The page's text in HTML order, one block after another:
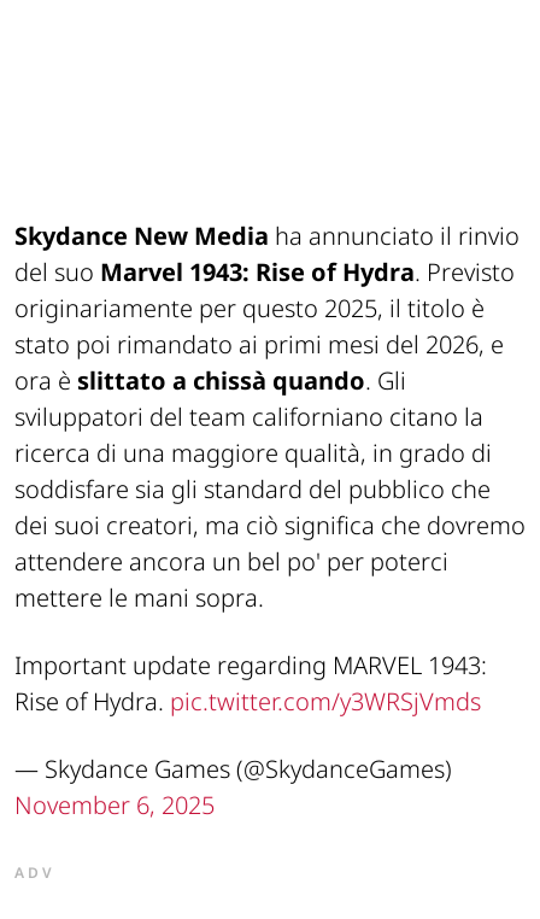
Skydance New Media ha annunciato il rinvio
del suo Marvel 1943: Rise of Hydra. Previsto
originariamente per questo 2025, il titolo è
stato poi rimandato ai primi mesi del 2026, e
ora è slittato a chissà quando. Gli
sviluppatori del team californiano citano la
ricerca di una maggiore qualità, in grado di
soddisfare sia gli standard del pubblico che
dei suoi creatori, ma ciò significa che dovremo
attendere ancora un bel po' per poterci
mettere le mani sopra.
Important update regarding MARVEL 1943:
Rise of Hydra. pic.twitter.com/y3WRSjVmds
— Skydance Games (@SkydanceGames)
November 6, 2025
ADV